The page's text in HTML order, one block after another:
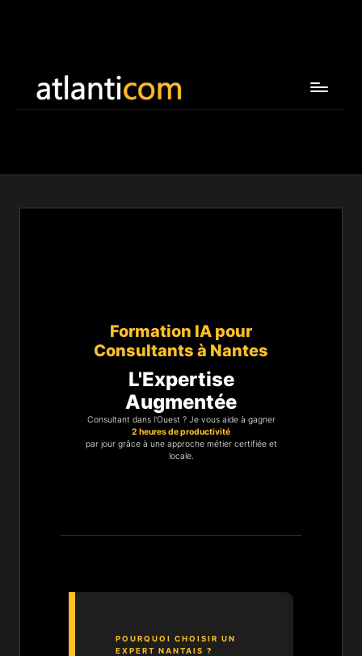
Formation IA pour
Consultants à Nantes
L'Expertise
Augmentée
Consultant dans l'Ouest ? Je vous aide à gagner
2 heures de productivité
par jour grâce à une approche métier certifiée et
locale.
POURQUOI CHOISIR UN
EXPERT NANTAIS ?